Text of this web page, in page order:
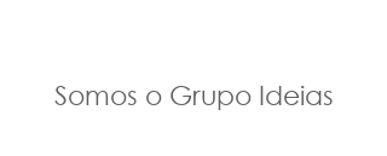
Somos o Grupo Ideias